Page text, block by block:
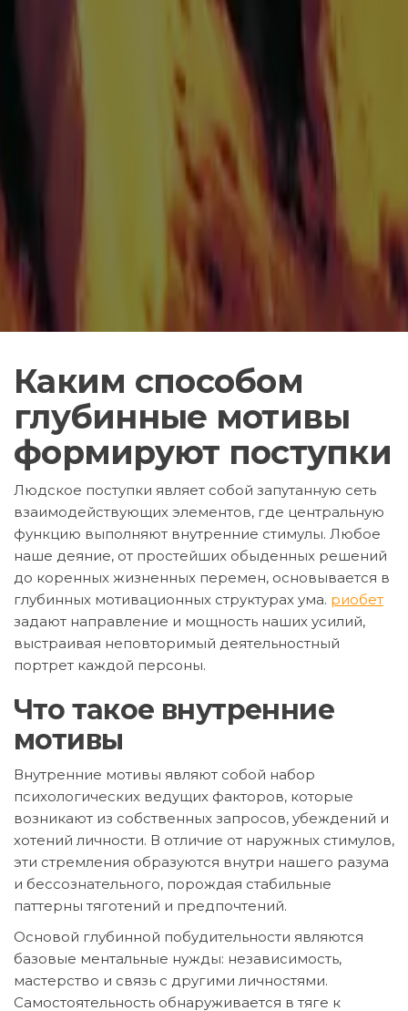
Каким способом
глубинные мотивы
формируют поступки
Людское поступки являет собой запутанную сеть
взаимодействующих элементов, где центральную
функцию выполняют внутренние стимулы. Любое
наше деяние, от простейших обыденных решений
до коренных жизненных перемен, основывается в
глубинных мотивационных структурах ума. риобет
задают направление и мощность наших усилий,
выстраивая неповторимый деятельностный
портрет каждой персоны.
Что такое внутренние
мотивы
Внутренние мотивы являют собой набор
психологических ведущих факторов, которые
возникают из собственных запросов, убеждений и
хотений личности. В отличие от наружных стимулов,
эти стремления образуются внутри нашего разума
и бессознательного, порождая стабильные
паттерны тяготений и предпочтений.
Основой глубинной побудительности являются
базовые ментальные нужды: независимость,
мастерство и связь с другими личностями.
Самостоятельность обнаруживается в тяге к